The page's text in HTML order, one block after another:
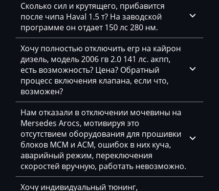
Geely
Gehl
Genie
Genset
GMC
Great Wall
Grove
Groz
Hafei
Haima
Сколько сил и крутящего, прибавится
после чипа Haval 1.5 т? На заводской
программе он отдает 150 лс 280 нм.
Хочу полностью отключить егр на кайрон
дизель, модель 2006 гв 2.0 141 лс. акпп,
есть возможность? Цена? Обратный
процесс включения клапана, если что,
возможен?
Нам отказали в отключении мочевины на
Mersedes Arocs, мотивируя это
отсутствием оборудования для прошивки
блоков MCM и ACM, ошибок в них куча,
аварийный режим, переключения
скоростей вручную, работать невозможно.
Хочу индивидуальный тюнинг,